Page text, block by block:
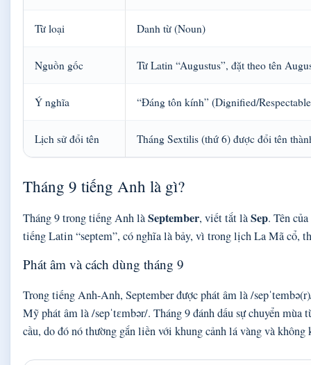
Từ loại Danh từ (Noun)
Nguồn gốc Từ Latin “Augustus”, đặt theo tên
Ý nghĩa “Đáng tôn kính” (Dignified/
Lịch sử đổi tên Tháng Sextilis (thứ 6) được đổi tên
Tháng 9 tiếng Anh là gì?
Tháng 9 trong tiếng Anh làSeptember, viết tắt làSep. Tên
tiếng Latin “septem”, có nghĩa là bảy, vì trong lịch La Mã cổ,
Phát âm và cách dùng tháng 9
Trong tiếng Anh-Anh, September được phát âm là /
Mỹ phát âm là /sepˈtɛmbər/. Tháng 9 đánh dấu sự chuyển mùa
cầu, do đó nó thường gắn liền với khung cảnh lá vàng và không